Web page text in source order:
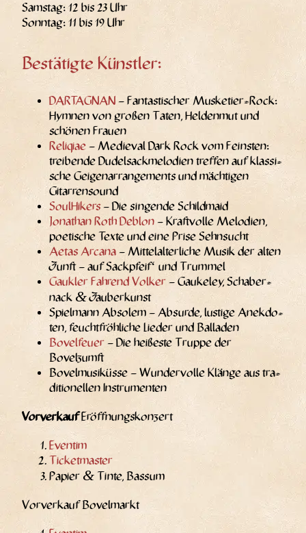
Sams­tag: 12 bis 23 Uhr
Sonn­tag: 11 bis 19 Uhr
Bestätigte Künstler:
DARTAGNAN – Fan­tas­ti­scher Mus­ke­tier-Rock:
Hym­nen von gro­ßen Taten, Hel­den­mut und
schö­nen Frauen
Reli­qiae – Medieval Dark Rock vom Feins­ten:
trei­ben­de Dudel­sack­me­lo­dien tref­fen auf klas­si­
sche Gei­gen­ar­ran­ge­ments und mäch­ti­gen
Gitarrensound
Soul­Hi­kers– Die sin­gen­de Schildmaid
Jona­than Roth Deblon – Kraft­vol­le Melo­dien,
poe­ti­sche Tex­te und eine Pri­se Sehnsucht
Aet­as Arca­na – Mit­tel­al­ter­li­che Musik der alten
Zunft – auf Sack­pfeif‘ und Trummel
Gauk­ler Fah­rend Vol­ker – Gau­ke­ley, Scha­ber­
nack &Zauberkunst
Spiel­mann Abso­lem – Absur­de, lus­ti­ge Anek­do­
ten, feucht­fröh­li­che Lie­der und Balladen
Bovel­feu­er – Die hei­ßes­te Trup­pe der
Bovelzumft
Bovel­mu­siküs­se – Wun­der­vol­le Klän­ge aus tra­
di­tio­nel­len Instrumenten
Vor­ver­kaufEröffnungskonzert
Even­tim
Ticket­mas­ter
Papier & Tin­te, Bassum
Vor­ver­kauf Bovelmarkt